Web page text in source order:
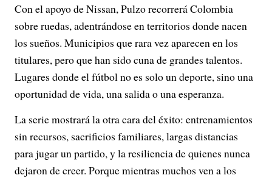
Con el apoyo de Nissan, Pulzo recorrerá Colombia
sobre ruedas, adentrándose en territorios donde nacen
los sueños. Municipios que rara vez aparecen en los
titulares, pero que han sido cuna de grandes talentos.
Lugares donde el fútbol no es solo un deporte, sino una
oportunidad de vida, una salida o una esperanza.
La serie mostrará la otra cara del éxito: entrenamientos
sin recursos, sacrificios familiares, largas distancias
para jugar un partido, y la resiliencia de quienes nunca
dejaron de creer. Porque mientras muchos ven a los